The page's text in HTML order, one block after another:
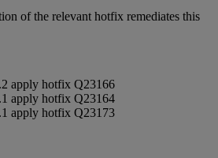
of the relevant hotfix remediates this
apply hotfix Q23166
apply hotfix Q23164
apply hotfix Q23173